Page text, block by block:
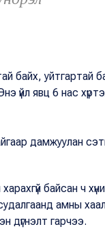
байх, уйтгартай
үйл явц 6 нас
дамжуулан
байсан ч
амны
дүгнэлт гарчээ.